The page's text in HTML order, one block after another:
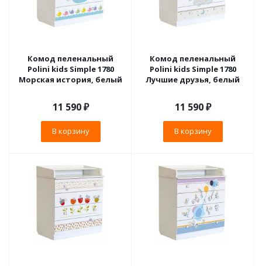
Комод пеленальный
Polini kids Simple 1780
Морская история, белый
11 590₽
В корзину
Комод пеленальный
Polini kids Simple 1780
Лучшие друзья, белый
11 590₽
В корзину